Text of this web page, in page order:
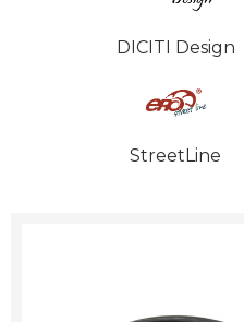
DICITI Design
StreetLine